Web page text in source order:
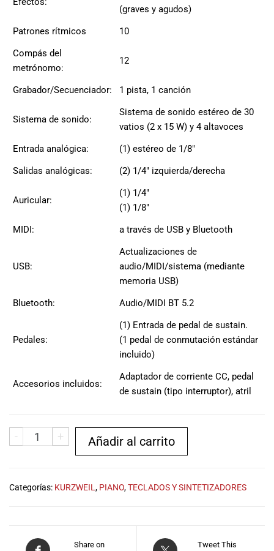
especiales
para nuestros
visitarnos en
nuestra tienda
o haz tu
compra en
línea a través
de nuestra
página web y
pedido en la
comodidad de
tu hogar.
¡Descubre el
mundo de la
Import Music
Ecuador!
(graves y agudos)
Patrones rítmicos
10
Compás del
metrónomo:
12
Grabador/Secuenciador: 1 pista, 1 canción
Sistema de sonido:
Sistema de sonido estéreo de 30
vatios (2 x 15 W) y 4 altavoces
Entrada analógica:
(1) estéreo de 1/8″
Salidas analógicas:
(2) 1/4″ izquierda/derecha
Auricular:
(1) 1/4″
(1) 1/8″
MIDI:
a través de USB y Bluetooth
USB:
Actualizaciones de
audio/MIDI/sistema (mediante
memoria USB)
Bluetooth:
Audio/MIDI BT 5.2
Pedales:
(1) Entrada de pedal de sustain.
(1 pedal de conmutación estándar
incluido)
Accesorios incluidos:
Adaptador de corriente CC, pedal
de sustain (tipo interruptor), atril
- + Añadir al carrito
Categorías: KURZWEIL, PIANO,TECLADOS Y SINTETIZADORES
Share on
Tweet This